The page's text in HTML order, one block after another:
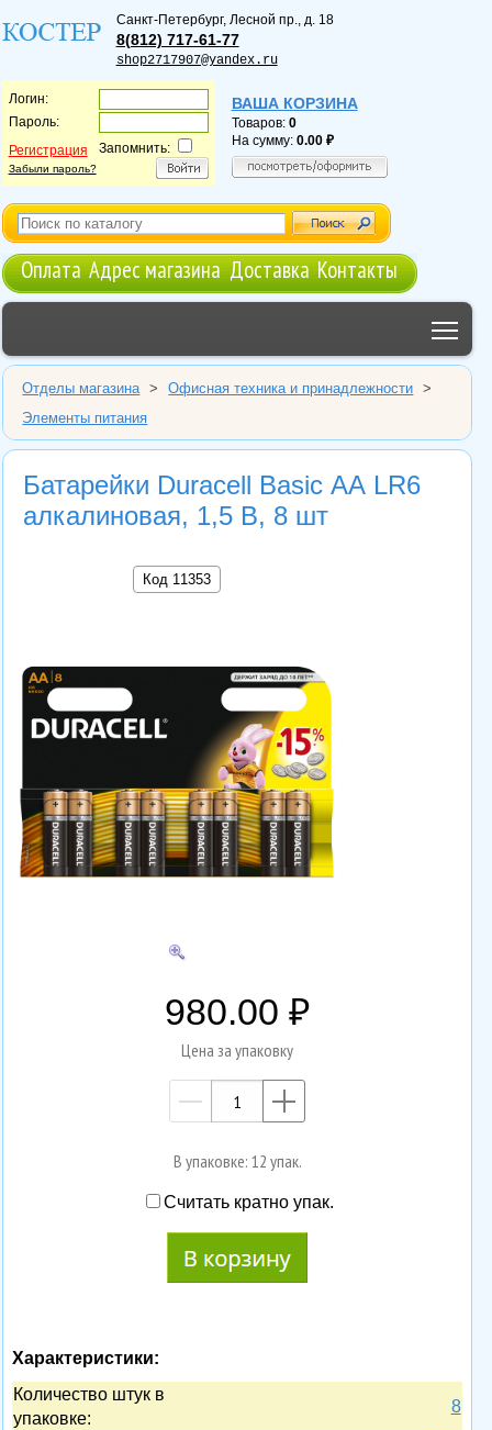
Санкт-Петербург, Лесной пр., д. 18
8(812) 717-61-77
shop2717907@yandex.ru
Логин:
Пароль:
Регистрация
Забыли пароль?
Запомнить:
ВАША КОРЗИНА
Товаров: 0
На сумму: 0.00
Оплата Адрес магазина Доставка Контакты
Отделы магазина > Офисная техника и принадлежности
>
Элементы питания
Батарейки Duracell Basic АА LR6
алкалиновая, 1,5 В, 8 шт
Код 11353
980.00
Цена за упаковку
—
В упаковке: 12 упак.
Считать кратно упак.
Характеристики:
Количество штук в
упаковке:
8